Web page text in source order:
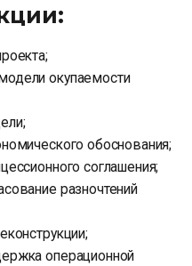
окупаемости
обоснования;
соглашения;
разночтений
операционной